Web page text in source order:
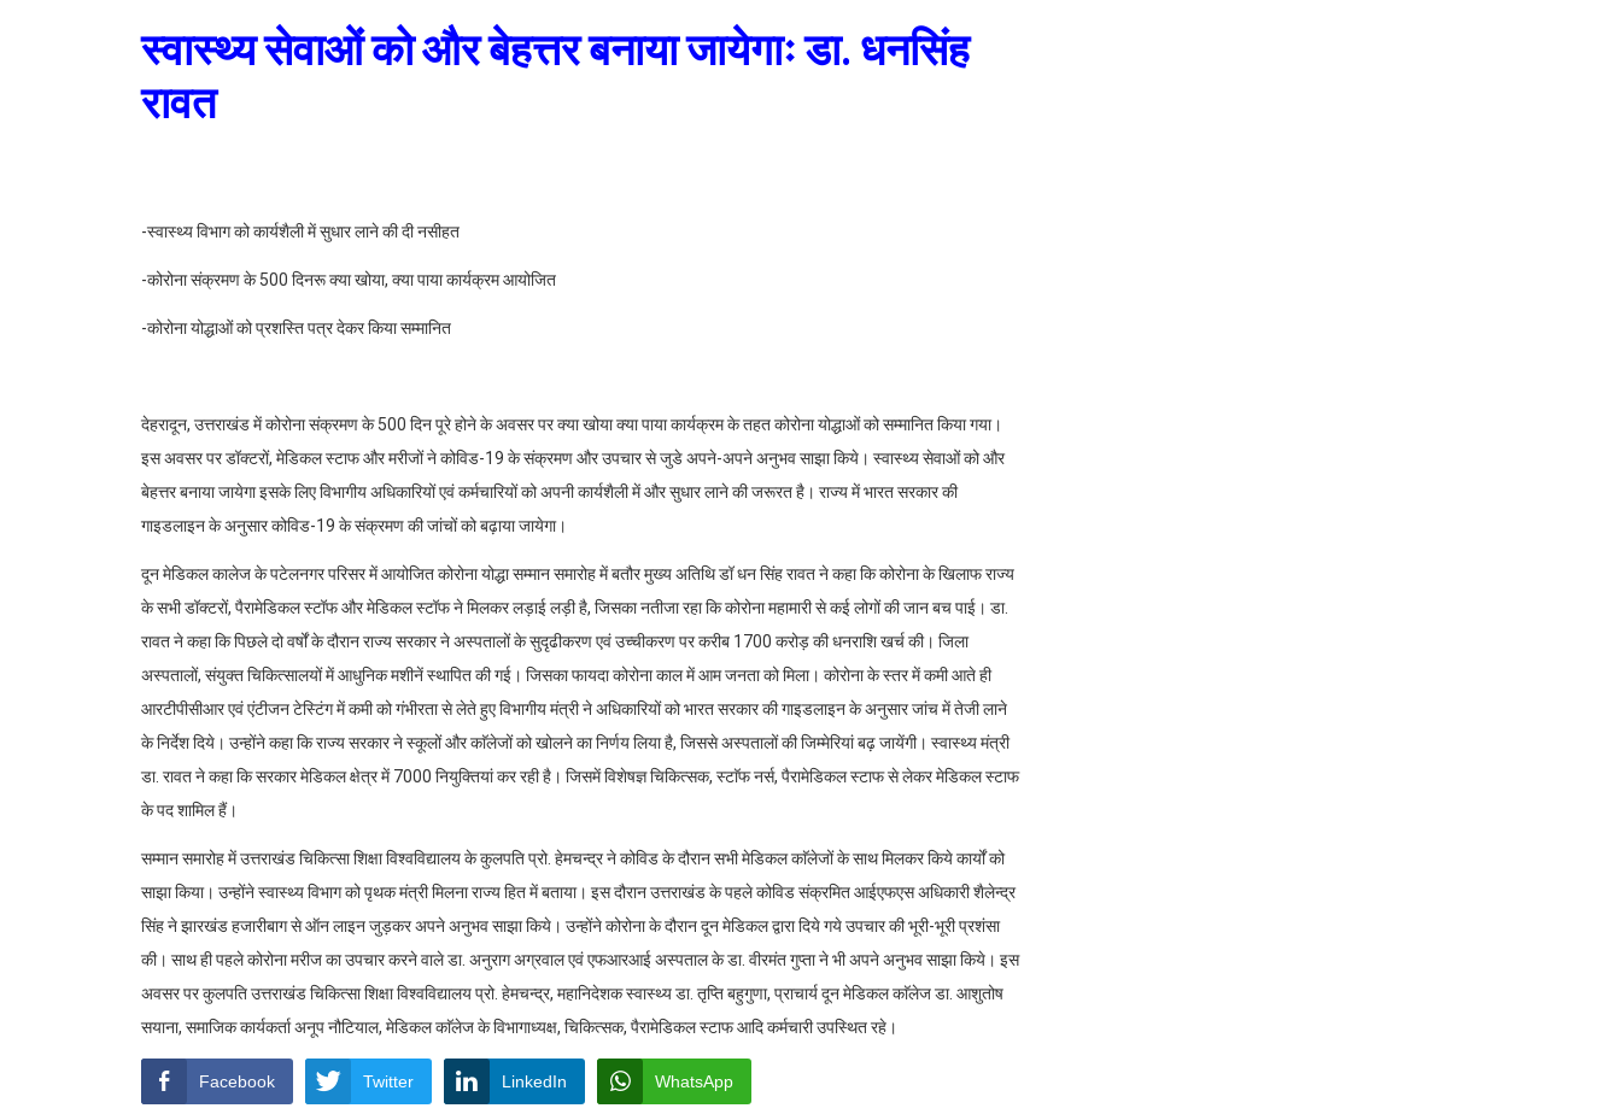
स्वास्थ्य सेवाओं को और बेहत्तर बनाया जायेगाः डा. धनसिंह
रावत
-स्वास्थ्य विभाग को कार्यशैली में सुधार लाने की दी नसीहत
-कोरोना संक्रमण के 500 दिनरू क्या खोया, क्या पाया कार्यक्रम आयोजित
-कोरोना योद्धाओं को प्रशस्ति पत्र देकर किया सम्मानित
देहरादून, उत्तराखंड में कोरोना संक्रमण के 500 दिन पूरे होने के अवसर पर क्या खोया क्या पाया कार्यक्रम के तहत कोरोना योद्धाओं को सम्मानित किया गया।
इस अवसर पर डॉक्टरों, मेडिकल स्टाफ और मरीजों ने कोविड-19 के संक्रमण और उपचार से जुडे अपने-अपने अनुभव साझा किये। स्वास्थ्य सेवाओं को और
बेहत्तर बनाया जायेगा इसके लिए विभागीय अधिकारियों एवं कर्मचारियों को अपनी कार्यशैली में और सुधार लाने की जरूरत है। राज्य में भारत सरकार की
गाइडलाइन के अनुसार कोविड-19 के संक्रमण की जांचों को बढ़ाया जायेगा।
दून मेडिकल कालेज के पटेलनगर परिसर में आयोजित कोरोना योद्धा सम्मान समारोह में बतौर मुख्य अतिथि डॉ धन सिंह रावत ने कहा कि कोरोना के खिलाफ राज्य
के सभी डॉक्टरों, पैरामेडिकल स्टॉफ और मेडिकल स्टॉफ ने मिलकर लड़ाई लड़ी है, जिसका नतीजा रहा कि कोरोना महामारी से कई लोगों की जान बच पाई। डा.
रावत ने कहा कि पिछले दो वर्षों के दौरान राज्य सरकार ने अस्पतालों के सुदृढीकरण एवं उच्चीकरण पर करीब 1700 करोड़ की धनराशि खर्च की। जिला
अस्पतालों, संयुक्त चिकित्सालयों में आधुनिक मशीनें स्थापित की गई। जिसका फायदा कोरोना काल में आम जनता को मिला। कोरोना के स्तर में कमी आते ही
आरटीपीसीआर एवं एंटीजन टेस्टिंग में कमी को गंभीरता से लेते हुए विभागीय मंत्री ने अधिकारियों को भारत सरकार की गाइडलाइन के अनुसार जांच में तेजी लाने
के निर्देश दिये। उन्होंने कहा कि राज्य सरकार ने स्कूलों और काॅलेजों को खोलने का निर्णय लिया है, जिससे अस्पतालों की जिम्मेरियां बढ़ जायेंगी। स्वास्थ्य मंत्री
डा. रावत ने कहा कि सरकार मेडिकल क्षेत्र में 7000 नियुक्तियां कर रही है। जिसमें विशेषज्ञ चिकित्सक, स्टाॅफ नर्स, पैरामेडिकल स्टाफ से लेकर मेडिकल स्टाफ
के पद शामिल हैं।
सम्मान समारोह में उत्तराखंड चिकित्सा शिक्षा विश्वविद्यालय के कुलपति प्रो. हेमचन्द्र ने कोविड के दौरान सभी मेडिकल काॅलेजों के साथ मिलकर किये कार्यों को
साझा किया। उन्होंने स्वास्थ्य विभाग को पृथक मंत्री मिलना राज्य हित में बताया। इस दौरान उत्तराखंड के पहले कोविड संक्रमित आईएफएस अधिकारी शैलेन्द्र
सिंह ने झारखंड हजारीबाग से ऑन लाइन जुड़कर अपने अनुभव साझा किये। उन्होंने कोरोना के दौरान दून मेडिकल द्वारा दिये गये उपचार की भूरी-भूरी प्रशंसा
की। साथ ही पहले कोरोना मरीज का उपचार करने वाले डा. अनुराग अग्रवाल एवं एफआरआई अस्पताल के डा. वीरमंत गुप्ता ने भी अपने अनुभव साझा किये। इस
अवसर पर कुलपति उत्तराखंड चिकित्सा शिक्षा विश्वविद्यालय प्रो. हेमचन्द्र, महानिदेशक स्वास्थ्य डा. तृप्ति बहुगुणा, प्राचार्य दून मेडिकल काॅलेज डा. आशुतोष
सयाना, समाजिक कार्यकर्ता अनूप नौटियाल, मेडिकल काॅलेज के विभागाध्यक्ष, चिकित्सक, पैरामेडिकल स्टाफ आदि कर्मचारी उपस्थित रहे।
Facebook Twitter LinkedIn WhatsApp